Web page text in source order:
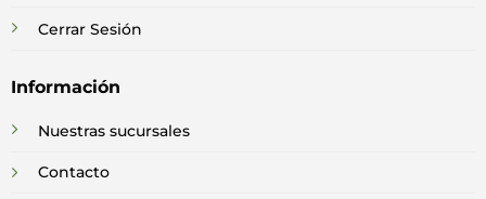
Cerrar Sesión
Información
Nuestras sucursales
Contacto